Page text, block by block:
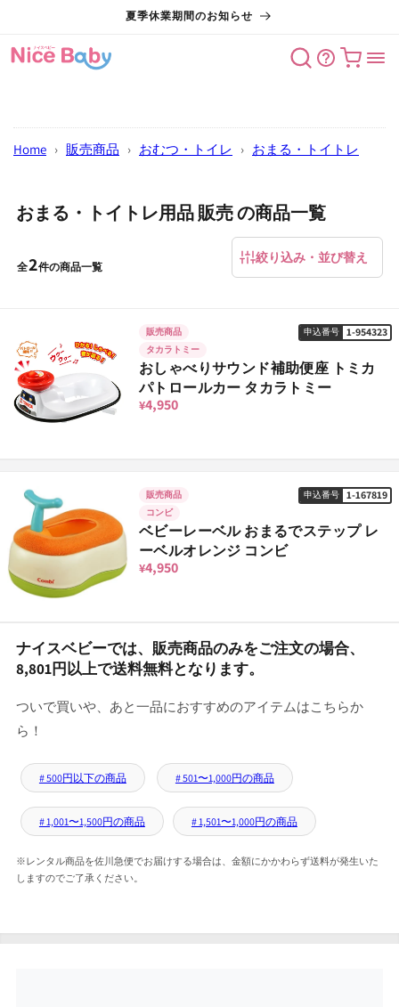
夏季休業期間のお知らせ
カート
Home › 販売商品 › おむつ・トイレ › おまる・トイトレ
おまる・トイトレ用品 販売 の商品一覧
全2件の商品一覧
絞り込み・並び替え
販売商品 申込番号 1-954323
タカラトミー
おしゃべりサウンド補助便座 トミカ
パトロールカー タカラトミー
¥4,950
販売商品 申込番号 1-167819
コンビ
ベビーレーベル おまるでステップ レ
ーベルオレンジ コンビ
¥4,950
ナイスベビーでは、販売商品のみをご注文の場合、
8,801円以上で送料無料となります。
ついで買いや、あと一品におすすめのアイテムはこちらか
ら！
# 500円以下の商品 # 501〜1,000円の商品
# 1,001〜1,500円の商品 # 1,501〜1,000円の商品
※レンタル商品を佐川急便でお届けする場合は、金額にかかわらず送料が発生いた
しますのでご了承ください。